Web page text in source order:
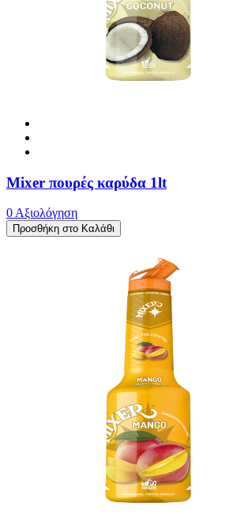
Mixer πουρές καρύδα 1lt
0 Αξιολόγηση
Προσθήκη στο Καλάθι